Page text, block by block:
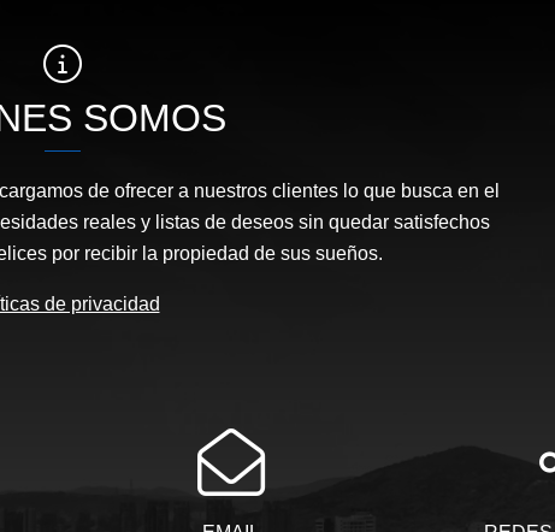
SOMOS
de ofrecer a nuestros clientes lo que busca en el
reales y listas de deseos sin quedar satisfechos
por recibir la propiedad de sus sueños.
de privacidad